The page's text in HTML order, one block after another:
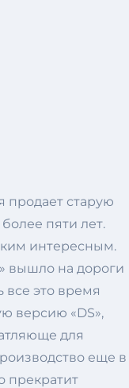
продает старую
пяти лет.
интересным.
вышло на дороги
все это время
версию «DS»,
для
еще в
прекратит